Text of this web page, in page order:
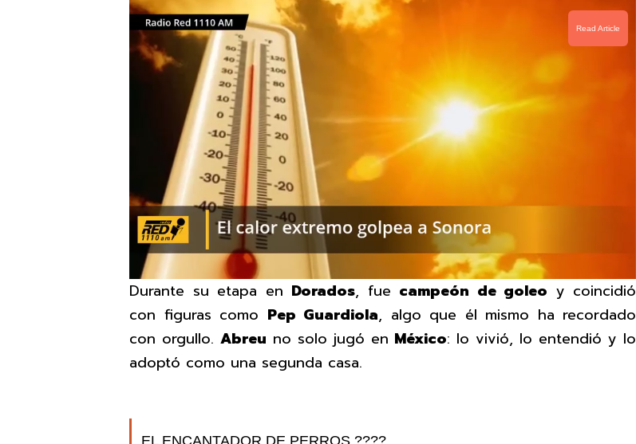
Read Article
Durante su etapa en Dorados, fue campeón de goleo y coincidió
con figuras como Pep Guardiola, algo que él mismo ha recordado
con orgullo. Abreu no solo jugó en México: lo vivió, lo entendió y lo
adoptó como una segunda casa.
EL ENCANTADOR DE PERROS ????